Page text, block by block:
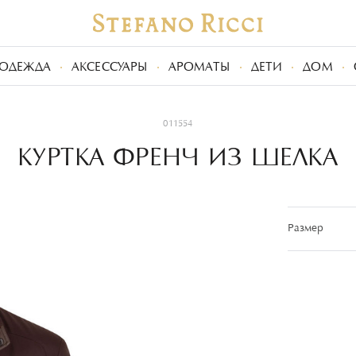
АКСЕССУАРЫ АРОМАТЫ ДЕТИ ДОМ
011554
КУРТКА ФРЕНЧ ИЗ ШЕЛКА
Размер